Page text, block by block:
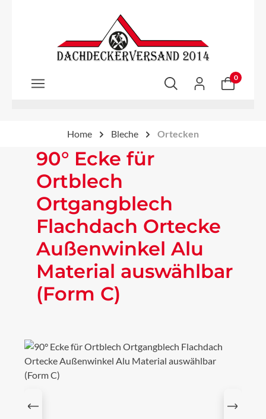
Zum Hauptinhalt springen
0
Home Bleche Ortecken
90° Ecke für
Ortblech
Ortgangblech
Flachdach Ortecke
Außenwinkel Alu
Material auswählbar
(Form C)
Bildergalerie überspringen